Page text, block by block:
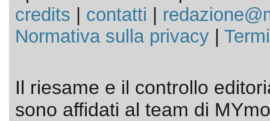
credits
contatti
Normativa sulla privacy|
Il riesame e il controllo
sono affidati al team di